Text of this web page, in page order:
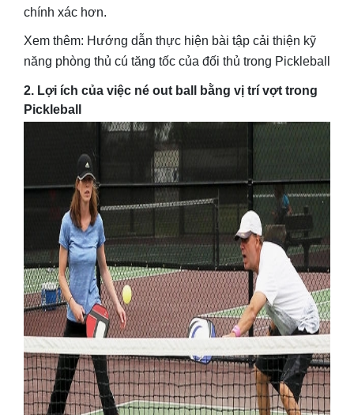
chính xác hơn.
Xem thêm: Hướng dẫn thực hiện bài tập cải thiện kỹ
năng phòng thủ cú tăng tốc của đối thủ trong Pickleball
2. Lợi ích của việc né out ball bằng vị trí vợt trong
Pickleball